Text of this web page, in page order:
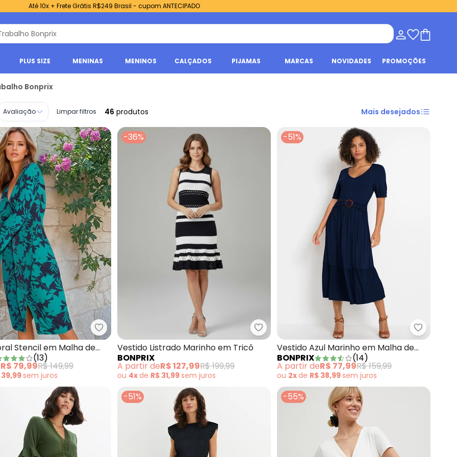
Até 10x + Frete Grátis R$249 Brasil - cupom ANTECIPADO
PLUS SIZE MENINAS MENINOS CALÇADOS PIJAMAS MARCAS NOVIDADES PROMOÇÕES
Bonprix
Avaliação Limpar filtros 46 produtos Mais desejados
Decote V Manga Curta Floral Azulbonprix - Vestido Floral Stencil em Malha de Viscose
Stencil em Malha de
(13)
R$ 79,99R$ 149,99
39,99sem juros
-36%
bonprix - Vestido Listrado Marinho em Tricô
Vestido Listrado Marinho em Tricô
BONPRIX
A partir deR$ 127,99R$ 199,99
ou 4xde R$ 31,99sem juros
-51%
bonprix -
Vestido Azul Marinho em Malha de
Viscose
BONPRIX (14)
A partir deR$ 77,99R$ 159,99
ou 2xde R$ 38,99sem juros
-51% -55%